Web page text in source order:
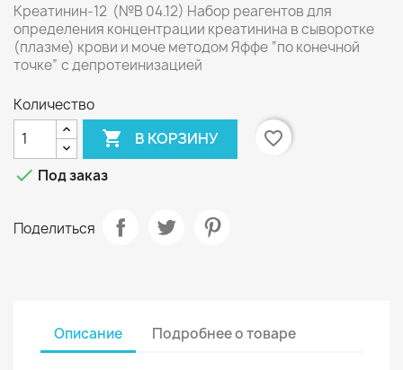
Креатинин-12 (№В 04.12) Набор реагентов для
определения концентрации креатинина в сыворотке
(плазме) крови и моче методом Яффе “по конечной
точке” с депротеинизацией
Количество
 В КОРЗИНУ
favorite_border
 Под заказ
Поделиться
Описание Подробнее о товаре